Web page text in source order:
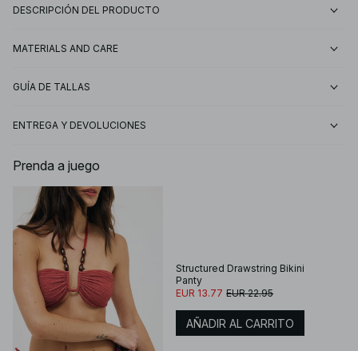
DESCRIPCIÓN DEL PRODUCTO
MATERIALS AND CARE
GUÍA DE TALLAS
ENTREGA Y DEVOLUCIONES
Prenda a juego
Structured Drawstring Bikini
Panty
EUR 13.77 EUR 22.95
AÑADIR AL CARRITO